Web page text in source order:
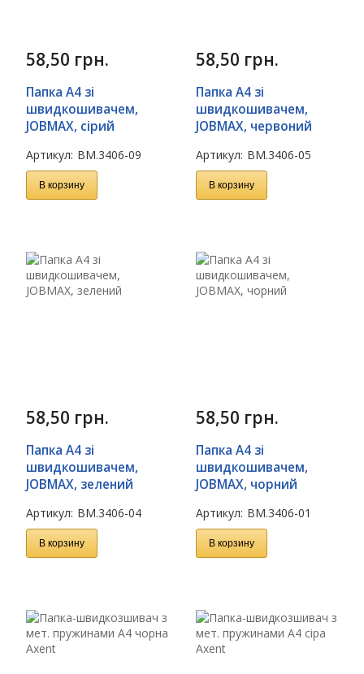
58,50 грн.
Папка A4 зі
швидкошивачем,
JOBMAX, сірий
Артикул: BM.3406-09
В корзину
58,50 грн.
Папка A4 зі
швидкошивачем,
JOBMAX, червоний
Артикул: BM.3406-05
В корзину
58,50 грн.
Папка A4 зі
швидкошивачем,
JOBMAX, зелений
Артикул: BM.3406-04
В корзину
58,50 грн.
Папка A4 зі
швидкошивачем,
JOBMAX, чорний
Артикул: BM.3406-01
В корзину